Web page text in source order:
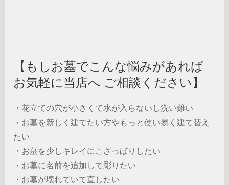
【もしお墓でこんな悩みがあれば
お気軽に当店へ ご相談ください】
・花立ての穴が小さくて水が入らないし洗い難い
・お墓を新しく建てたい方やもっと使い易く建て替え
たい
・お墓を少しキレイにこざっぱりしたい
・お墓に名前を追加して彫りたい
・お墓が壊れていて直したい